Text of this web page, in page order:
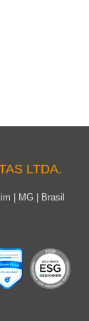
LTDA.
| MG | Brasil